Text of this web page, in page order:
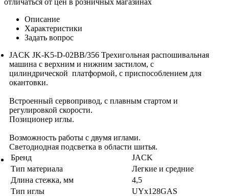
Описание
Характеристики
Задать вопрос
JACK JK-K5-D-02BB/356 Трехигольная распошивальная
машина с верхним и нижним застилом, с
цилиндрической платформой, с приспособлением для
окантовки.
Встроенный сервопривод, с плавным стартом и
регулировкой скорости.
Позиционер иглы.
Возможность работы с двумя иглами.
Светодиодная подсветка в области шитья.
Бренд
JACK
Тип материала
Легкие и средние
Длина стежка, мм
4,5
Тип иглы
UYx128GAS